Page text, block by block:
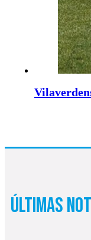
Últimas